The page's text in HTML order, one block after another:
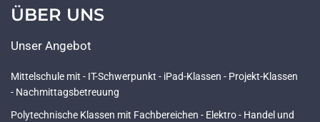
ÜBER UNS
Unser Angebot
Mittelschule mit - IT-Schwerpunkt - iPad-Klassen - Projekt-Klassen
- Nachmittagsbetreuung
Polytechnische Klassen mit Fachbereichen - Elektro - Handel und